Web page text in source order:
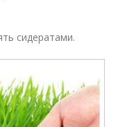
сидератами.